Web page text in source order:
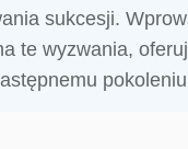
sukcesji.
te wyzwania,